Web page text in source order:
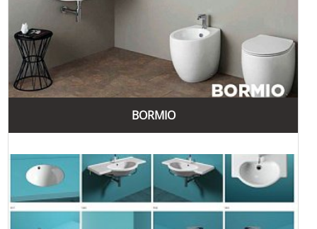
форми та природні лінії. Вона включає умивальники,
унітази та біде з плавними, ергономічними контурами, що
забезпечують комфорт і зручність у використанні. "Flow"
ідеально підходить для створення затишної атмосфери у
ванній кімнаті.
Ще одна популярна колекція – "Arcade". Вона включає
вироби в класичному стилі з елементами ретро. "Arcade"
вирізняється елегантними формами та вишуканим
традиційного та розкішного вигляду.
Завдяки своїм численним перевагам та багаторічному
досвіду, Simas продовжує залишатися одним із провідних
брендів на ринку сантехніки, пропонуючи клієнтам
найкращі рішення для ванних кімнат та кухонь.
BORMIO